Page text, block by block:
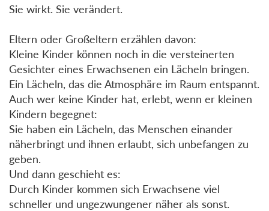
Sie wirkt. Sie verändert.
Eltern oder Großeltern erzählen davon:
Kleine Kinder können noch in die versteinerten
Gesichter eines Erwachsenen ein Lächeln bringen.
Ein Lächeln, das die Atmosphäre im Raum entspannt.
Auch wer keine Kinder hat, erlebt, wenn er kleinen
Kindern begegnet:
Sie haben ein Lächeln, das Menschen einander
näherbringt und ihnen erlaubt, sich unbefangen zu
geben.
Und dann geschieht es:
Durch Kinder kommen sich Erwachsene viel
schneller und ungezwungener näher als sonst.